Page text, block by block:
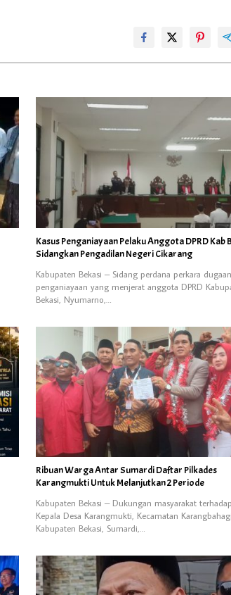
Kasus Penganiayaan Pelaku Anggota DPRD Kab
Sidangkan Pengadilan Negeri Cikarang
Kabupaten Bekasi – Sidang perdana perkara dugaan
penganiayaan yang menjerat anggota DPRD
Bekasi, Nyumarno,…
Ribuan Warga Antar Sumardi Daftar Pilkades
Karangmukti Untuk Melanjutkan 2 Periode
Kabupaten Bekasi – Dukungan masyarakat
Kepala Desa Karangmukti, Kecamatan
Kabupaten Bekasi, Sumardi,…